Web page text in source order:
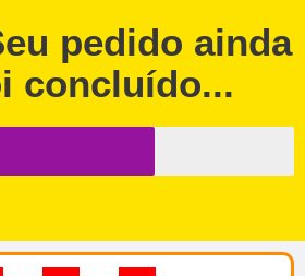
pedido ainda
concluído...